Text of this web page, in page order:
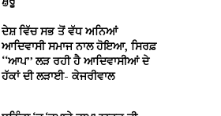
ਦੇਸ਼ ਵਿੱਚ ਸਭ ਤੋਂ ਵੱਧ ਅਨਿਆਂ
ਆਦਿਵਾਸੀ ਸਮਾਜ ਨਾਲ ਹੋਇਆ, ਸਿਰਫ਼
‘‘ਆਪ’’ ਲੜ ਰਹੀ ਹੈ ਆਦਿਵਾਸੀਆਂ ਦੇ
ਹੱਕਾਂ ਦੀ ਲੜਾਈ- ਕੇਜਰੀਵਾਲ